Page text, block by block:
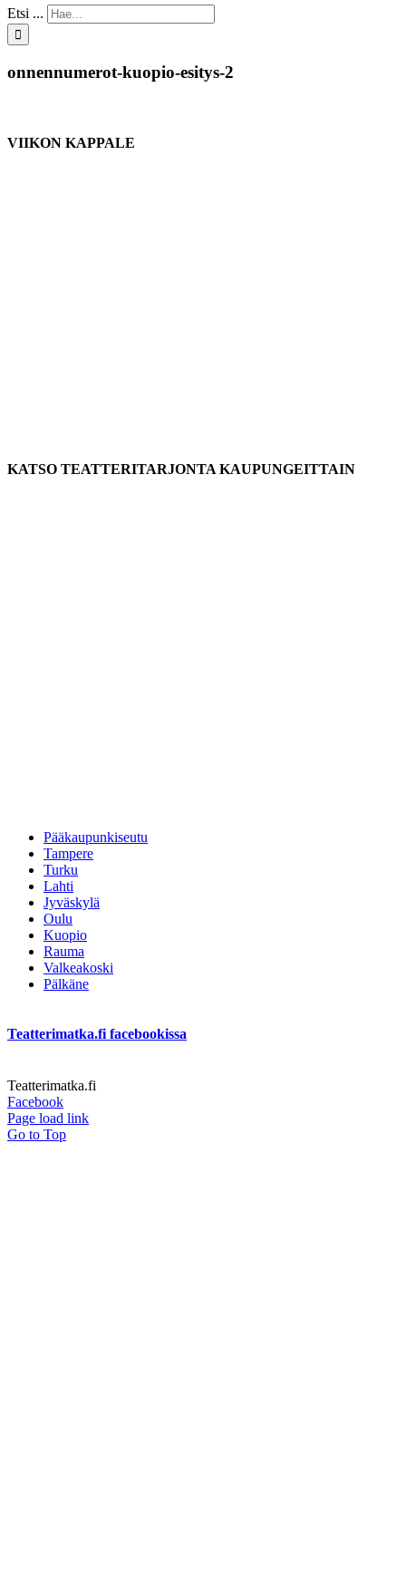
Etsi ...
onnennumerot-kuopio-esitys-2
VIIKON KAPPALE
KATSO TEATTERITARJONTA KAUPUNGEITTAIN
Pääkaupunkiseutu
Tampere
Turku
Lahti
Jyväskylä
Oulu
Kuopio
Rauma
Valkeakoski
Pälkäne
Teatterimatka.fi facebookissa
Teatterimatka.fi
Facebook
Page load link
Go to Top